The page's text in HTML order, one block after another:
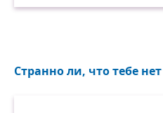
Странно ли, что тебе